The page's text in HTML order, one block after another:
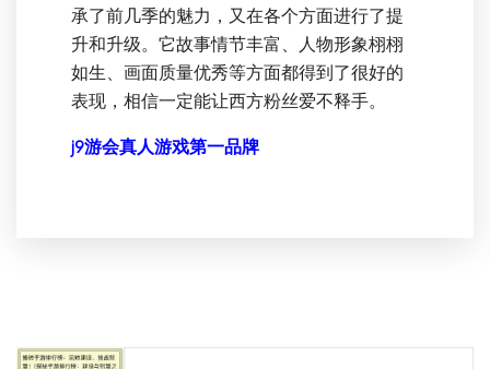
承了前几季的魅力，又在各个方面进行了提
升和升级。它故事情节丰富、人物形象栩栩
如生、画面质量优秀等方面都得到了很好的
表现，相信一定能让西方粉丝爱不释手。
j9游会真人游戏第一品牌